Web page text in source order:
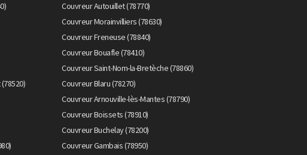
Couvreur Autouillet (78770)
Couvreur Morainvilliers (78630)
Couvreur Freneuse (78840)
Couvreur Bouafle (78410)
Couvreur Saint-Nom-la-Bretèche (78860)
Couvreur Blaru (78270)
Couvreur Arnouville-lès-Mantes (78790)
Couvreur Boissets (78910)
Couvreur Buchelay (78200)
Couvreur Gambais (78950)